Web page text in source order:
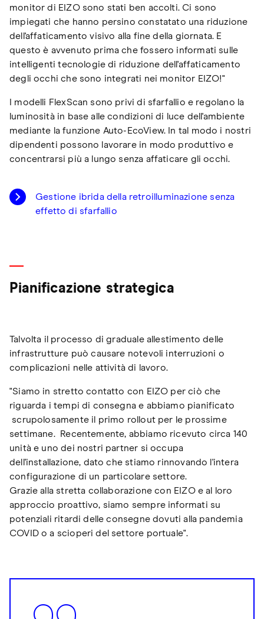
monitor di EIZO sono stati ben accolti. Ci sono
impiegati che hanno persino constatato una riduzione
dell'affaticamento visivo alla fine della giornata. E
questo è avvenuto prima che fossero informati sulle
intelligenti tecnologie di riduzione dell'affaticamento
degli occhi che sono integrati nei monitor EIZO!"
I modelli FlexScan sono privi di sfarfallio e regolano la
luminosità in base alle condizioni di luce dell'ambiente
mediante la funzione Auto-EcoView. In tal modo i nostri
dipendenti possono lavorare in modo produttivo e
concentrarsi più a lungo senza affaticare gli occhi.
Gestione ibrida della retroilluminazione senza
effetto di sfarfallio
Pianificazione strategica
Talvolta il processo di graduale allestimento delle
infrastrutture può causare notevoli interruzioni o
complicazioni nelle attività di lavoro.
"Siamo in stretto contatto con EIZO per ciò che
riguarda i tempi di consegna e abbiamo pianificato
scrupolosamente il primo rollout per le prossime
settimane. Recentemente, abbiamo ricevuto circa 140
unità e uno dei nostri partner si occupa
dell'installazione, dato che stiamo rinnovando l'intera
configurazione di un particolare settore.
Grazie alla stretta collaborazione con EIZO e al loro
approccio proattivo, siamo sempre informati su
potenziali ritardi delle consegne dovuti alla pandemia
COVID o a scioperi del settore portuale".